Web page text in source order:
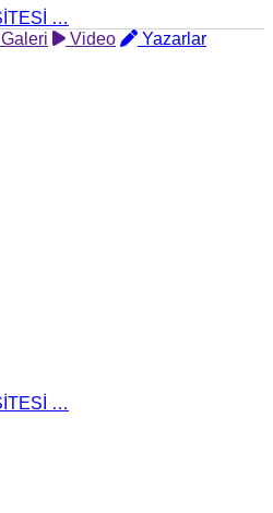
Galeri Video
Yazarlar